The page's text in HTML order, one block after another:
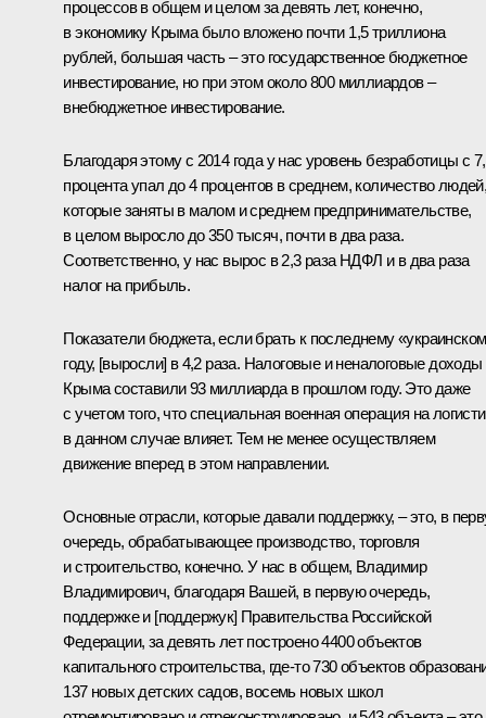
процессов в общем и целом за девять лет, конечно,
в экономику Крыма было вложено почти 1,5 триллиона
рублей, большая часть – это государственное бюджетное
инвестирование, но при этом около 800 миллиардов –
внебюджетное инвестирование.
Благодаря этому с 2014 года у нас уровень безработицы с
процента упал до 4 процентов в среднем, количество
которые заняты в малом и среднем предпринимательстве,
в целом выросло до 350 тысяч, почти в два раза.
Соответственно, у нас вырос в 2,3 раза НДФЛ и в два раза
налог на прибыль.
Показатели бюджета, если брать к последнему
году, [выросли] в 4,2 раза. Налоговые и неналоговые доходы
Крыма составили 93 миллиарда в прошлом году. Это даже
с учетом того, что специальная военная операция на
в данном случае влияет. Тем не менее осуществляем
движение вперед в этом направлении.
Основные отрасли, которые давали поддержку, – это, в
очередь, обрабатывающее производство, торговля
и строительство, конечно. У нас в общем, Владимир
Владимирович, благодаря Вашей, в первую очередь,
поддержке и [поддержук] Правительства Российской
Федерации, за девять лет построено 4400 объектов
капитального строительства, где-то 730 объектов
137 новых детских садов, восемь новых школ